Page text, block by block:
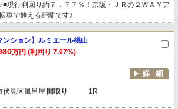
現行利回り約７．７７％！京阪・ＪＲの２ＷＡＹア
車で通える距離です♪
ンション】ルミエール桃山
万円 (利回り 7.97%)
伏見区風呂屋 間取り 1R